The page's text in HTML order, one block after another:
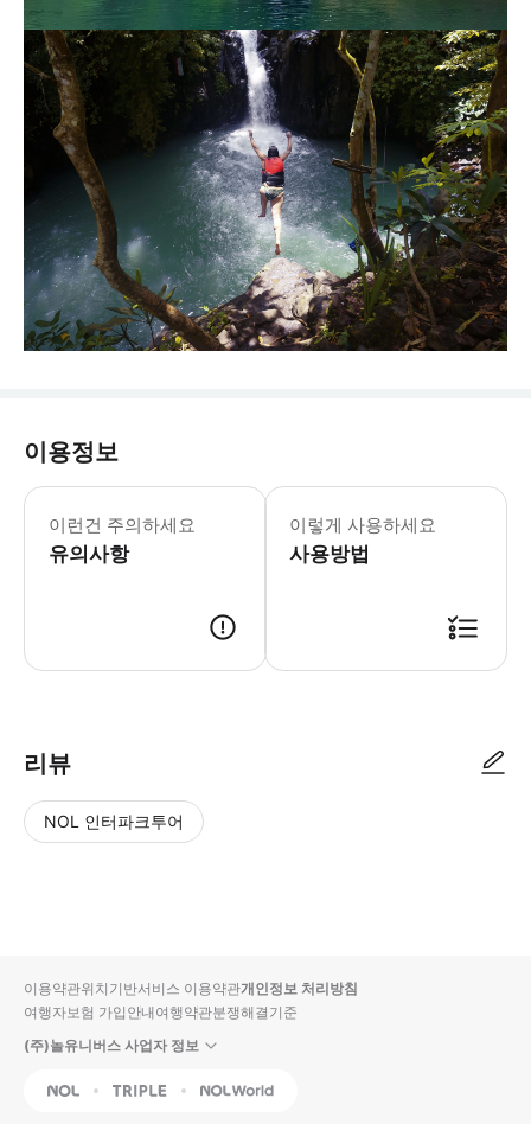
이용정보
이런건 주의하세요
유의사항
이렇게 사용하세요
사용방법
리뷰
NOL 인터파크투어
입니
다.
순
상
이용약관위치기반서비스 이용약관개인정보 처리방침
여행자보험 가입안내여행약관분쟁해결기준
(주)놀유니버스 사업자 정보
NOL Triple Interpark Global